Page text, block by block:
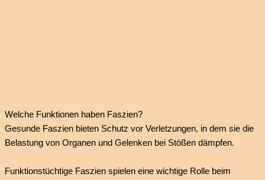
Welche Funktionen haben Faszien?
Gesunde Faszien bieten Schutz vor Verletzungen, in dem sie die
Belastung von Organen und Gelenken bei Stößen dämpfen.
Funktionstüchtige Faszien spielen eine wichtige Rolle beim